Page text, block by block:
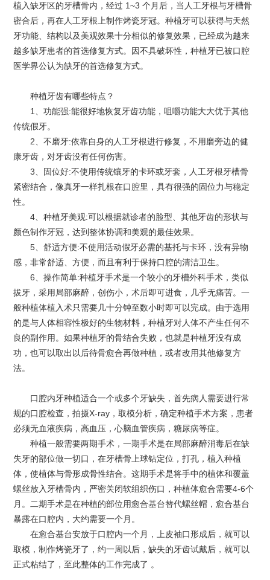
植入缺牙区的牙槽骨内，经过 1~3 个月后，当人工牙根与牙槽骨
密合后，再在人工牙根上制作烤瓷牙冠。种植牙可以获得与天然
牙功能、结构以及美观效果十分相似的修复效果，已经成为越来
越多缺牙患者的首选修复方式。因不具破坏性，种植牙已被口腔
医学界公认为缺牙的首选修复方式。
种植牙齿有哪些特点？
1、功能强:能很好地恢复牙齿功能，咀嚼功能大大优于其他
传统假牙。
2、不磨牙:依靠自身的人工牙根进行修复，不用磨旁边的健
康牙齿，对牙齿没有任何伤害。
3、固位好:不使用传统镶牙的卡环或牙套，人工牙根牙槽骨
紧密结合，像真牙一样扎根在口腔里，具有很强的固位力与稳定
性。
4、种植牙美观:可以根据就诊者的脸型、其他牙齿的形状与
颜色制作牙冠，达到整体协调和美观的最佳效果。
5、舒适方便:不使用活动假牙必需的基托与卡环，没有异物
感，非常舒适、方便，而且有利于保持口腔的清洁卫生。
6、操作简单:种植牙手术是一个较小的牙槽外科手术，类似
拔牙，采用局部麻醉，创伤小，术后即可进食，几乎无痛苦。一
般种植体植入术只需要几十分钟至数小时即可以完成。由于选用
的是与人体相容性极好的生物材料，种植牙对人体不产生任何不
良的副作用。如果种植牙的骨结合失败，也就是种植牙没有成
功，也可以取出以后待骨愈合再做种植，或者改用其他修复方
法。
口腔内牙种植适合一个或多个牙缺失，首先病人需要进行常
规的口腔检查，拍摄X-ray，取模分析，确定种植手术方案，患者
必须无血液疾病，高血压，心脑血管疾病，糖尿病等症。
种植一般需要两期手术，一期手术是在局部麻醉消毒后在缺
失牙的部位做一切口，在牙槽骨上球钻定位，打孔，植入种植
体，使植体与骨形成骨性结合。这期手术是将手中的植体和覆盖
螺丝放入牙槽骨内，严密关闭软组织伤口，种植体愈合需要4-6个
月。二期手术是在种植的部位用愈合基台替代螺丝帽，愈合基台
暴露在口腔内，大约需要一个月。
在愈合基台安放于口腔内一个月，上皮袖口形成后，就可以
取模，制作烤瓷牙了，约一周以后，缺失的牙齿试戴后，就可以
正式粘结了，至此整体的工作完成了 。